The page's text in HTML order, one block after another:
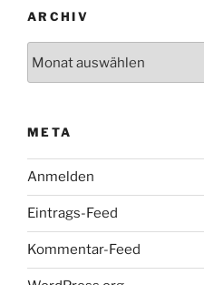
ARCHIV
META
Anmelden
Eintrags-Feed
Kommentar-Feed